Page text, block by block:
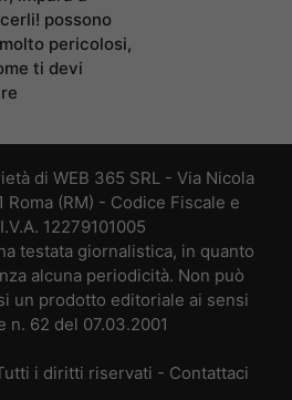
possono
pericolosi,
ti devi
di WEB 365 SRL - Via Nicola
Roma (RM) - Codice Fiscale e
12279101005
testata giornalistica, in quanto
alcuna periodicità. Non può
un prodotto editoriale ai sensi
n. 62 del 07.03.2001
i diritti riservati - Contattaci